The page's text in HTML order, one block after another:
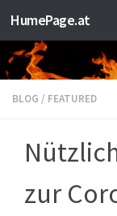
Zum Inhalt
HumePage.at
BLOG / FEATURED
zur